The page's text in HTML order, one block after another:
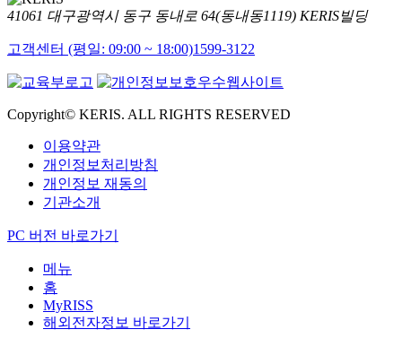
41061 대구광역시 동구 동내로 64(동내동1119) KERIS빌딩
고객센터 (평일: 09:00 ~ 18:00)1599-3122
Copyright© KERIS. ALL RIGHTS RESERVED
이용약관
개인정보처리방침
개인정보 재동의
기관소개
PC 버전 바로가기
메뉴
홈
MyRISS
해외전자정보 바로가기